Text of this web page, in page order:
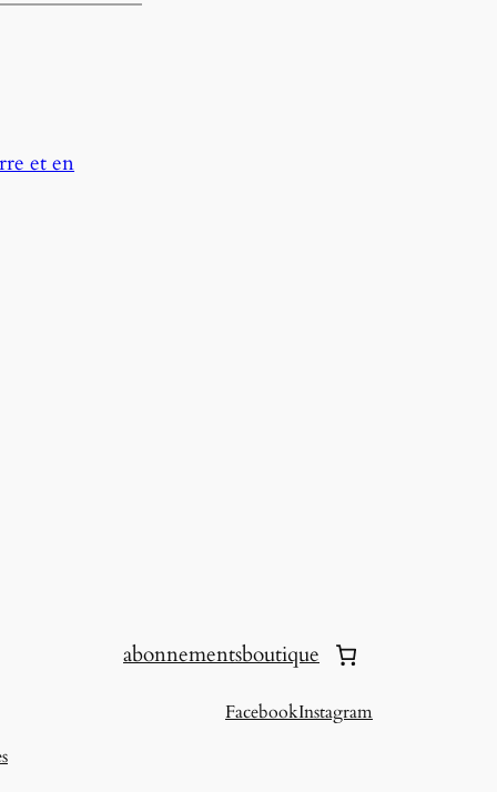
et en
abonnementsboutique
FacebookInstagram